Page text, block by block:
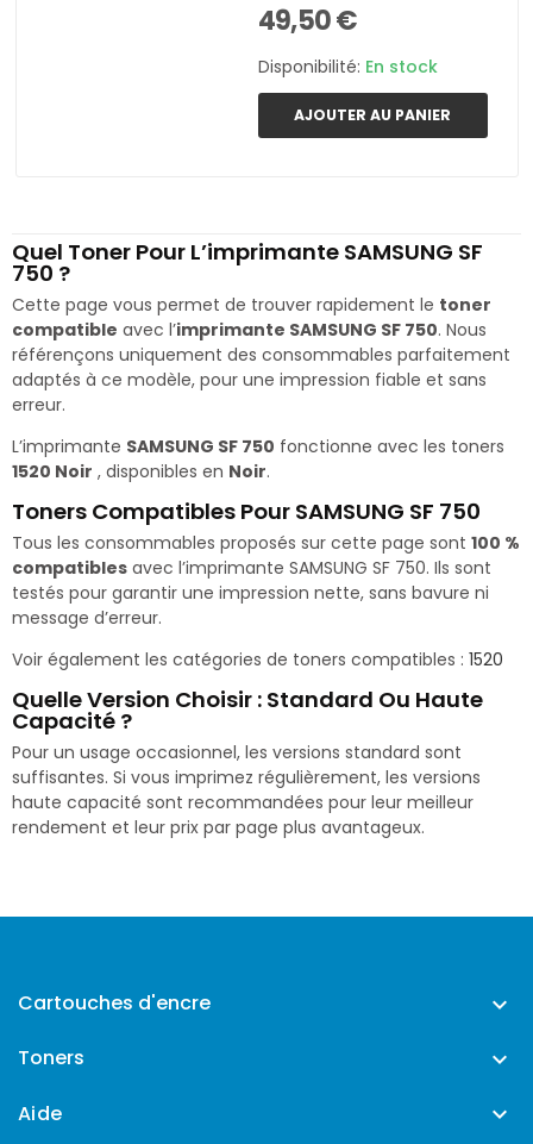
49,50 €
Disponibilité: En stock
AJOUTER AU PANIER
Quel Toner Pour L’imprimante SAMSUNG SF
750 ?
Cette page vous permet de trouver rapidement le toner
compatible avec l’imprimante SAMSUNG SF 750. Nous
référençons uniquement des consommables parfaitement
adaptés à ce modèle, pour une impression fiable et sans
erreur.
L’imprimante SAMSUNG SF 750 fonctionne avec les toners
1520 Noir , disponibles en Noir.
Toners Compatibles Pour SAMSUNG SF 750
Tous les consommables proposés sur cette page sont 100 %
compatibles avec l’imprimante SAMSUNG SF 750. Ils sont
testés pour garantir une impression nette, sans bavure ni
message d’erreur.
Voir également les catégories de toners compatibles : 1520
Quelle Version Choisir : Standard Ou Haute
Capacité ?
Pour un usage occasionnel, les versions standard sont
suffisantes. Si vous imprimez régulièrement, les versions
haute capacité sont recommandées pour leur meilleur
rendement et leur prix par page plus avantageux.
Cartouches d'encre 
Toners 
Aide 